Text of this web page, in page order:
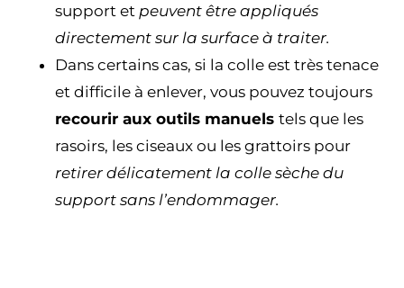
support et peuvent être appliqués
directement sur la surface à traiter.
Dans certains cas, si la colle est très tenace
et difficile à enlever, vous pouvez toujours
recourir aux outils manuels tels que les
rasoirs, les ciseaux ou les grattoirs pour
retirer délicatement la colle sèche du
support sans l’endommager.